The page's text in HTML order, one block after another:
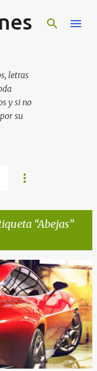
letras
y si no
su
Abejas